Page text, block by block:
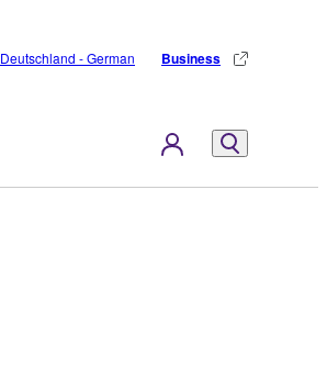
Deutschland - German Business